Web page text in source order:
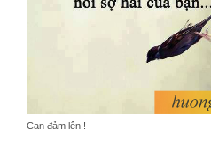
Can đảm lên !